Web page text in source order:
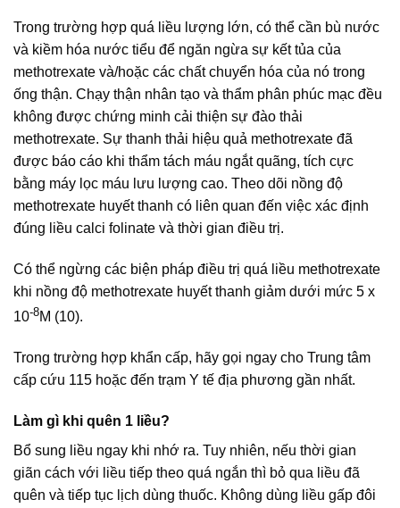
Trong trường hợp quá liều lượng lớn, có thể cần bù nước
và kiềm hóa nước tiểu để ngăn ngừa sự kết tủa của
methotrexate và/hoặc các chất chuyển hóa của nó trong
ống thận. Chạy thận nhân tạo và thẩm phân phúc mạc đều
không được chứng minh cải thiện sự đào thải
methotrexate. Sự thanh thải hiệu quả methotrexate đã
được báo cáo khi thẩm tách máu ngắt quãng, tích cực
bằng máy lọc máu lưu lượng cao. Theo dõi nồng độ
methotrexate huyết thanh có liên quan đến việc xác định
đúng liều calci folinate và thời gian điều trị.
Có thể ngừng các biện pháp điều trị quá liều methotrexate
khi nồng độ methotrexate huyết thanh giảm dưới mức 5 x
10-8M (10).
Trong trường hợp khẩn cấp, hãy gọi ngay cho Trung tâm
cấp cứu 115 hoặc đến trạm Y tế địa phương gần nhất.
Làm gì khi quên 1 liều?
Bổ sung liều ngay khi nhớ ra. Tuy nhiên, nếu thời gian
giãn cách với liều tiếp theo quá ngắn thì bỏ qua liều đã
quên và tiếp tục lịch dùng thuốc. Không dùng liều gấp đôi